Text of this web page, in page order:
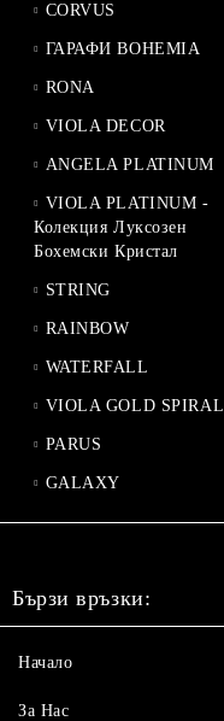
CORVUS
ГАРАФИ BOHEMIA
RONA
VIOLA DECOR
ANGELA PLATINUM
VIOLA PLATINUM -
Колекция Луксозен
Бохемски Кристал
STRING
RAINBOW
WATERFALL
VIOLA GOLD SPIRAL
PARUS
GALAXY
Бързи връзки:
Начало
За Нас